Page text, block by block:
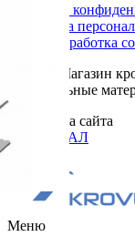
Политика
Обработка
Сбор и обработка
© 2026. Магазин
Строительные
Разработка сайта
ОРИГИНАЛ
Меню